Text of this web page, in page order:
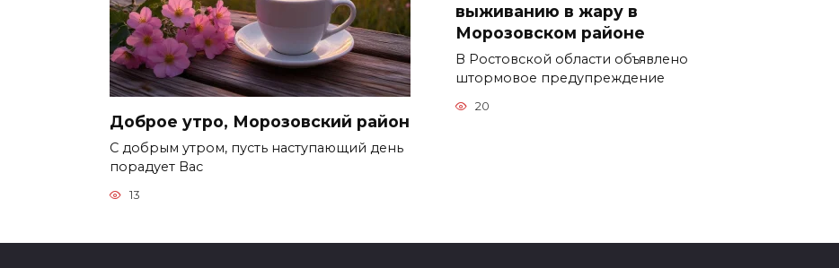
Доброе утро, Морозовский район
С добрым утром, пусть наступающий день
порадует Вас
13
выживанию в жару в
Морозовском районе
В Ростовской области объявлено
штормовое предупреждение
20